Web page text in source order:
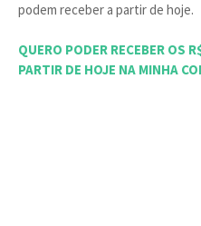
podem receber a partir de hoje.
QUERO PODER RECEBER OS
PARTIR DE HOJE NA MINHA